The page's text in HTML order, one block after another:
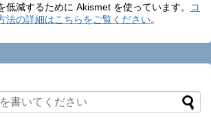
低減するために Akismet を使っています。
コ
法の詳細はこちらをご覧ください。